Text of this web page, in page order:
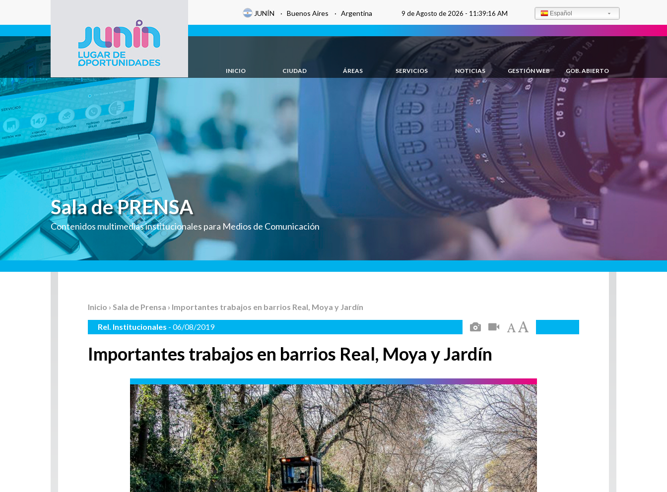
Gobierno de
Junín
JUNÍN · Buenos Aires · Argentina 9 de Agosto de 2026 - 11:39:17 AM Español
INICIO CIUDAD ÁREAS SERVICIOS NOTICIAS GESTIÓN WEB GOB. ABIERTO
Sala de PRENSA
Contenidos multimedias institucionales para Medios de Comunicación
Inicio › Sala de Prensa › Importantes trabajos en barrios Real, Moya y Jardín
Rel. Institucionales - 06/08/2019
Importantes trabajos en barrios Real, Moya y Jardín